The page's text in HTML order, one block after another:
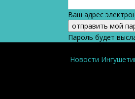
Ваш адрес
Пароль будет
Новости